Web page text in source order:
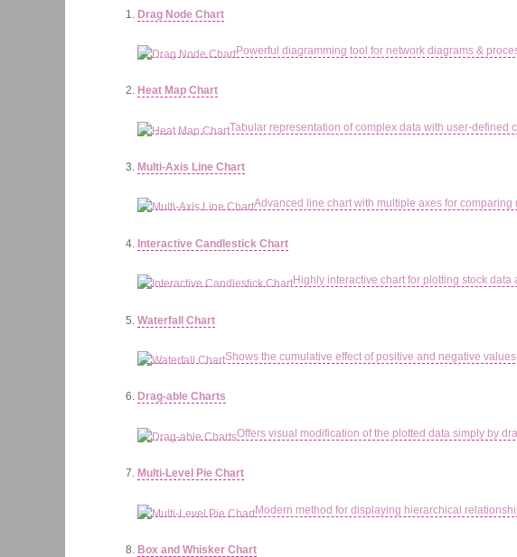
Drag Node Chart
Powerful diagramming tool for network diagrams &
Heat Map Chart
Tabular representation of complex data with user-defined
Multi-Axis Line Chart
Advanced line chart with multiple axes for comparing
Interactive Candlestick Chart
Highly interactive chart for plotting stock data
Waterfall Chart
Shows the cumulative effect of positive and negative
Drag-able Charts
Offers visual modification of the plotted data simply by
Multi-Level Pie Chart
Modern method for displaying hierarchical
Box and Whisker Chart